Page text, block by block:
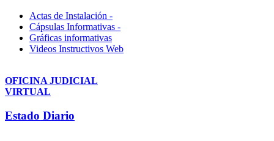
Actas de Instalación -
Cápsulas Informativas -
Gráficas informativas
Videos Instructivos Web
OFICINA JUDICIAL
VIRTUAL
Estado Diario